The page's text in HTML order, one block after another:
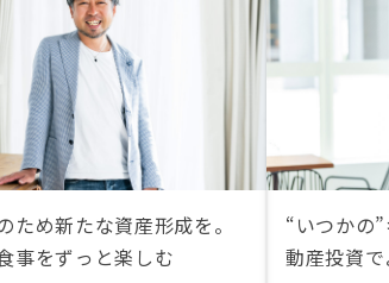
ため新たな資産形成を。
事をずっと楽しむ
“いつかの
動産投資